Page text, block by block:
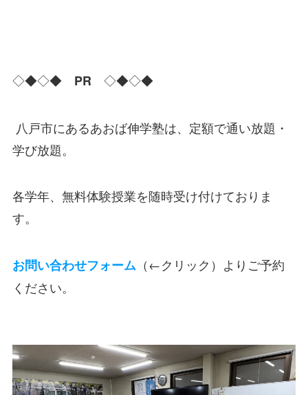
◇◆◇◆ PR ◇◆◇◆
八戸市にあるあおば伸学塾は、定額で通い放題・
学び放題。
各学年、無料体験授業を随時受け付けておりま
す。
お問い合わせフォーム（←クリック）よりご予約
ください。